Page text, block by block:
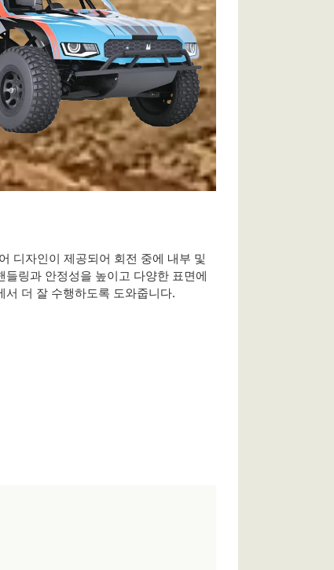
디자인이 제공되어 회전 중에 내부 및
링과 안정성을 높이고 다양한 표면에
더 잘 수행하도록 도와줍니다.